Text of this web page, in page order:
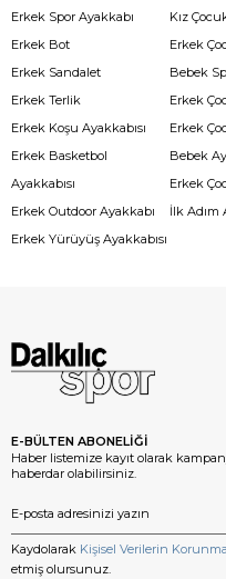
Erkek Spor Ayakkabı
Erkek Bot
Erkek Sandalet
Erkek Terlik
Erkek Koşu Ayakkabısı
Erkek Basketbol
Ayakkabısı
Erkek Outdoor Ayakkabı
Erkek Yürüyüş Ayakkabısı
Kız
Erkek
Bebek
Erkek
Erkek
Bebek
Erkek
İlk Adım
E-BÜLTEN ABONELİĞİ
Haber listemize kayıt olarak
haberdar olabilirsiniz.
Kaydolarak Kişisel Verilerin
etmiş olursunuz.